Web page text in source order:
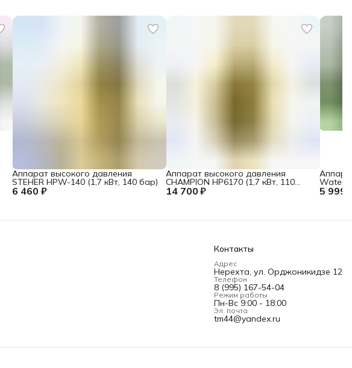
6 460 ₽
Аппарат высокого давления
STEHER HPW-140 (1,7 кВт, 140 бар)
14 700 ₽
Аппарат высокого давления
CHAMPION HP6170 (1,7 кВт, 110
бар, 6,7 л/ мин) 5 999
Water
Контакты
Адрес
Нерехта, ул. Орджоникидзе 12
Телефон
8 (995) 167-54-04
Режим работы
Пн-Вс 9:00 - 18:00
Эл. почта
tm44@yandex.ru